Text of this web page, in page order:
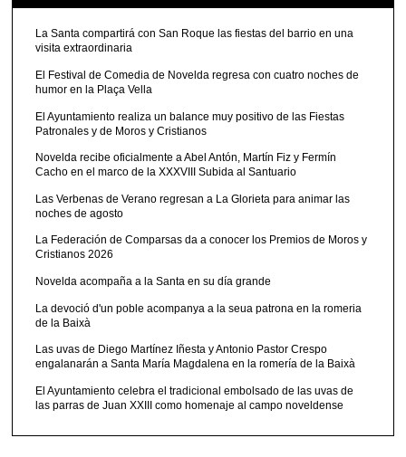
La Santa compartirá con San Roque las fiestas del barrio en una
visita extraordinaria
El Festival de Comedia de Novelda regresa con cuatro noches de
humor en la Plaça Vella
El Ayuntamiento realiza un balance muy positivo de las Fiestas
Patronales y de Moros y Cristianos
Novelda recibe oficialmente a Abel Antón, Martín Fiz y Fermín
Cacho en el marco de la XXXVIII Subida al Santuario
Las Verbenas de Verano regresan a La Glorieta para animar las
noches de agosto
La Federación de Comparsas da a conocer los Premios de Moros y
Cristianos 2026
Novelda acompaña a la Santa en su día grande
La devoció d'un poble acompanya a la seua patrona en la romeria
de la Baixà
Las uvas de Diego Martínez Iñesta y Antonio Pastor Crespo
engalanarán a Santa María Magdalena en la romería de la Baixà
El Ayuntamiento celebra el tradicional embolsado de las uvas de
las parras de Juan XXIII como homenaje al campo noveldense